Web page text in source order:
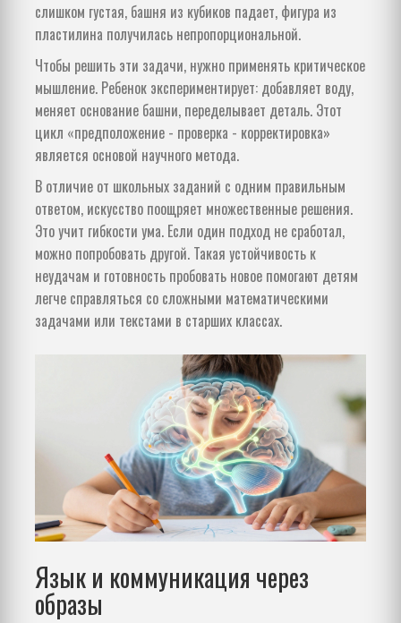
слишком густая, башня из кубиков падает, фигура из
пластилина получилась непропорциональной.
Чтобы решить эти задачи, нужно применять критическое
мышление. Ребенок экспериментирует: добавляет воду,
меняет основание башни, переделывает деталь. Этот
цикл «предположение - проверка - корректировка»
является основой научного метода.
В отличие от школьных заданий с одним правильным
ответом, искусство поощряет множественные решения.
Это учит гибкости ума. Если один подход не сработал,
можно попробовать другой. Такая устойчивость к
неудачам и готовность пробовать новое помогают детям
легче справляться со сложными математическими
задачами или текстами в старших классах.
Язык и коммуникация через
образы